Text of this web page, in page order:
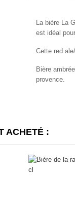
La bière La
est idéal
Cette red
Bière
provence.
ACHETÉ :